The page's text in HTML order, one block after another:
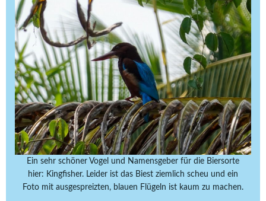
Ein sehr schöner Vogel und Namensgeber für die Biersorte
hier: Kingfisher. Leider ist das Biest ziemlich scheu und ein
Foto mit ausgespreizten, blauen Flügeln ist kaum zu machen.